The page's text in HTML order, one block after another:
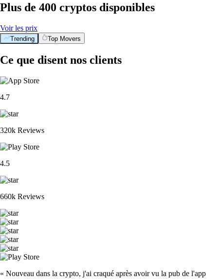
Plus de 400 cryptos disponibles
Voir les prix
Trending Top Movers
Ce que disent nos clients
4.7
320k Reviews
4.5
660k Reviews
« Nouveau dans la crypto, j'ai craqué après avoir vu la pub de l'app